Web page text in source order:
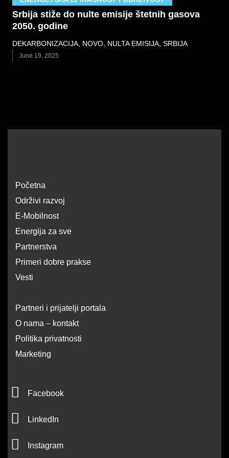
Srbija stiže do nulte emisije štetnih gasova
2050. godine
DEKARBONIZACIJA NOVO NULTA EMISIJA SRBIJA
June 19, 2025
Početna
Održivi razvoj
E-Mobilnost
Energija za sve
Partnerstva
Primeri dobre prakse
Vesti
Partneri i prijatelji portala
O nama – kontakt
Politika privatnosti
Marketing
F
c
e
b
Facebook
L
n
LinkedIn
I
Instagram